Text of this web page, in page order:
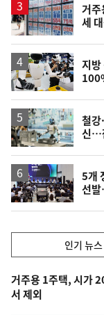
거주
세
지방
철강
신…
5개
선
기,
최
신,
인기 뉴스
인
기
뉴
거주용 1주택, 시가
서 제외